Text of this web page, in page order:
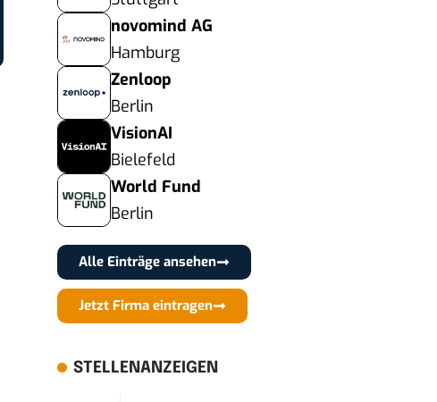
novomind AG
Hamburg
Zenloop
Berlin
VisionAI
Bielefeld
World Fund
Berlin
Alle Einträge ansehen
Jetzt Firma eintragen
STELLENANZEIGEN